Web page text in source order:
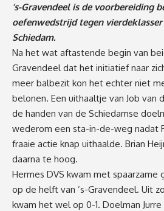
’s-Gravendeel is de voorbereiding
oefenwedstrijd tegen
Schiedam.
Na het wat aftastende begin van
Gravendeel dat het initiatief naar
meer balbezit kon het echter niet
belonen. Een uithaaltje van Job van
de handen van de Schiedamse
wederom een sta-in-de-weg nadat
fraaie actie knap uithaalde. Brian
daarna te hoog.
Hermes DVS kwam met spaarzame
op de helft van ’s-Gravendeel. Uit
kwam het wel op 0-1. Doelman